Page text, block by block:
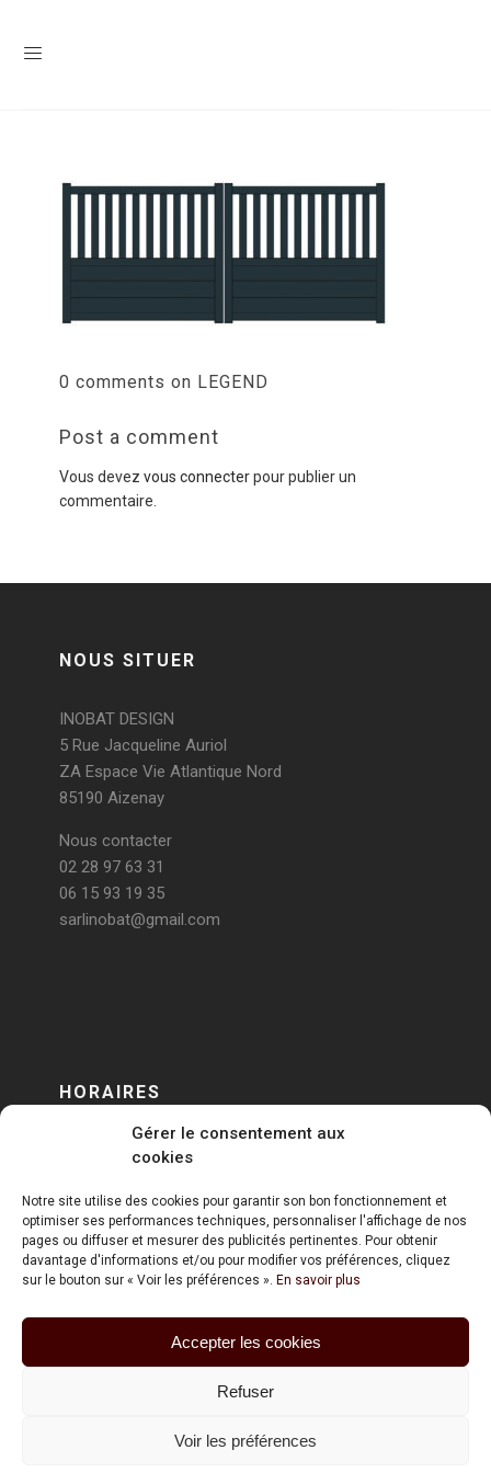
Gérer le consentement aux
cookies
Notre site utilise des cookies pour garantir son bon fonctionnement et
optimiser ses performances techniques, personnaliser l'affichage de nos
pages ou diffuser et mesurer des publicités pertinentes. Pour obtenir
davantage d'informations et/ou pour modifier vos préférences, cliquez
sur le bouton sur « Voir les préférences ». En savoir plus
Accepter les cookies
Refuser
Voir les préférences
0 comments on LEGEND
Post a comment
Vous devez vous connecterpour publier un
commentaire.
NOUS SITUER
INOBAT DESIGN
5 Rue Jacqueline Auriol
ZA Espace Vie Atlantique Nord
85190 Aizenay
Nous contacter
02 28 97 63 31
06 15 93 19 35
sarlinobat@gmail.com
HORAIRES
DU LUNDI AU VENDREDI